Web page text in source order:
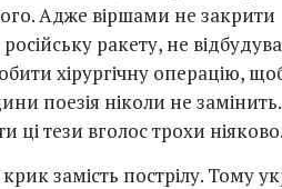
Адже віршами не закрити
ракету, не
хірургічну операцію,
поезія ніколи не замінить.
тези вголос трохи ніяково.
замість пострілу. Тому